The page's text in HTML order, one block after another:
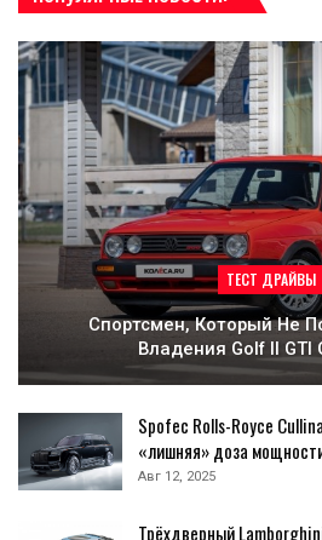
ТЕСТ ДРАЙВЫ
Спортсмен, Который Не
Владения Golf II GTI
Spofec Rolls-Royce
«лишняя» доза
Авг 12, 2025
Трёхдверный